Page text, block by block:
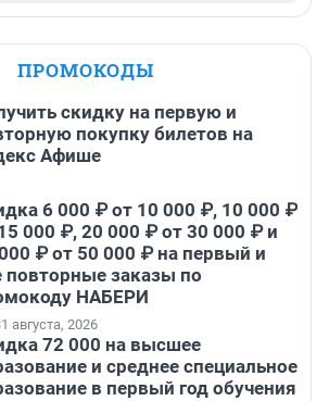
ПРОМОКОДЫ
скидку на первую и
покупку билетов на
Афише
6 000 ₽ от 10 000 ₽, 10 000 ₽
000 ₽, 20 000 ₽ от 30 000 ₽ и
₽ от 50 000 ₽ на первый и
повторные заказы по
НАБЕРИ
августа, 2026
72 000 на высшее
и среднее специальное
в первый год обучения